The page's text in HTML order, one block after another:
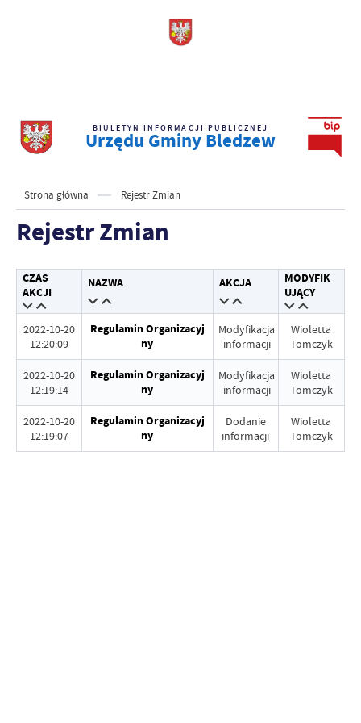
BIULETYN INFORMACJI PUBLICZNEJ
Urzędu Gminy Bledzew
Strona główna Rejestr Zmian
Rejestr Zmian
CZAS
AKCJI
NAZWA AKCJA
MODYFIK
UJĄCY
2022-10-20
12:20:09
Regulamin Organizacyj
ny
Modyfikacja
informacji
Wioletta
Tomczyk
2022-10-20
12:19:14
Regulamin Organizacyj
ny
Modyfikacja
informacji
Wioletta
Tomczyk
2022-10-20
12:19:07
Regulamin Organizacyj
ny
Dodanie
informacji
Wioletta
Tomczyk